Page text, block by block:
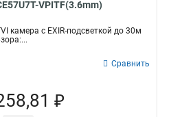
VPITF(3.6mm)
камера с EXIR-подсветкой до 30м
Сравнить
₽